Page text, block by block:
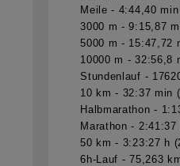
Meile - 4:44,40
3000 m - 9:15,87
5000 m - 15:47,72
10000 m - 32:56,8
Stundenlauf -
10 km - 32:37 min
Halbmarathon -
Marathon - 2:41:37
50 km - 3:23:27 h
6h-Lauf - 75,263